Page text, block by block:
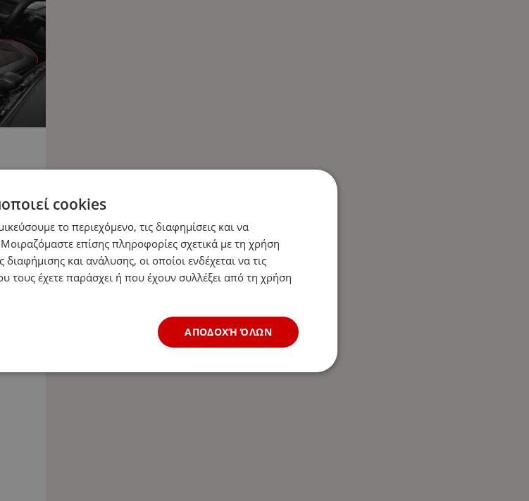
cookies
το περιεχόμενο, τις διαφημίσεις και να
επίσης πληροφορίες σχετικά με τη χρήση
και ανάλυσης, οι οποίοι ενδέχεται να τις
τους έχετε παράσχει ή που έχουν συλλέξει από τη χρήση
ΑΠΟΔΟΧΉ ΌΛΩΝ